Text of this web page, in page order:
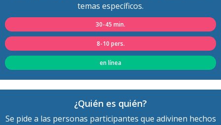
temas específicos.
30-45 min.
8-10 pers.
en línea
¿Quién es quién?
Se pide a las personas participantes que adivinen hechos